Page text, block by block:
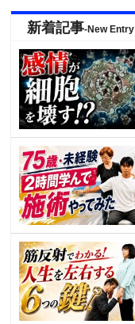
新着記事-New Entry